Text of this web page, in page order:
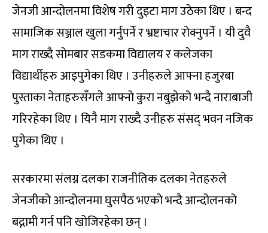
जेनजी आन्दोलनमा विशेष गरी दुइटा माग उठेका थिए । बन्द
सामाजिक सञ्जाल खुला गर्नुपर्ने र भ्रष्टाचार रोक्नुपर्ने । यी दुवै
माग राख्दै सोमबार सडकमा विद्यालय र कलेजका
विद्यार्थीहरु आइपुगेका थिए । उनीहरुले आफ्ना हजुरबा
पुस्ताका नेताहरुसँगले आफ्नो कुरा नबुझेको भन्दै नाराबाजी
गरिरहेका थिए । यिनै माग राख्दै उनीहरु संसद् भवन नजिक
पुगेका थिए ।
सरकारमा संलग्न दलका राजनीतिक दलका नेतहरुले
जेनजीको आन्दोलनमा घुसपैठ भएको भन्दै आन्दोलनको
बद्नामी गर्न पनि खोजिरहेका छन् ।